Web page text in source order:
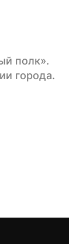
полк».
города.